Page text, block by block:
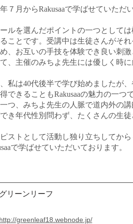
７月からRakusaaで学ばせていただ
ルを選んだポイントの一つとして
ことです。受講中は生徒さんがそ
、お互いの手技を体験でき良い刺激
、主催のみちよ先生には優しく時
私は40代後半で学び始めましたが
できることもRakusaaの魅力の一つで
つ、みちよ先生の人脈で道内外の
き年代性別問わず、たくさんの生徒
ストとして活動し独り立ちしてか
で学ばせていただいております。
グリーンリーフ
http://greenleaf18.webnode.jp/